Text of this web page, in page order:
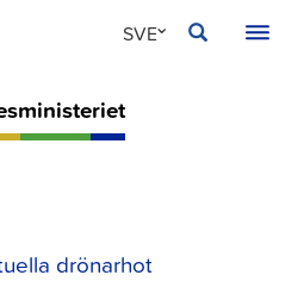
SVE
ENG
drönarhot